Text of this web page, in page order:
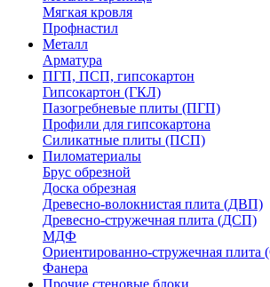
Мягкая кровля
Профнастил
Металл
Арматура
ПГП, ПСП, гипсокартон
Гипсокартон (ГКЛ)
Пазогребневые плиты (ПГП)
Профили для гипсокартона
Силикатные плиты (ПСП)
Пиломатериалы
Брус обрезной
Доска обрезная
Древесно-волокнистая плита (ДВП)
Древесно-стружечная плита (ДСП)
МДФ
Ориентированно-стружечная плита
Фанера
Прочие стеновые блоки